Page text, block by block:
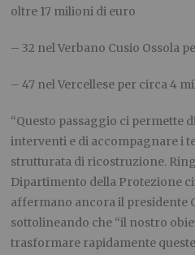
oltre 17 milioni di euro
– 32 nel Verbano Cusio Ossola
– 47 nel Vercellese per circa 4
“Questo passaggio ci permette
interventi e di accompagnare i
strutturata di ricostruzione.
Dipartimento della Protezione
affermano ancora il presidente
sottolineando che “il nostro
trasformare rapidamente